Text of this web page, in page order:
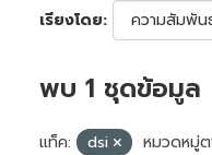
เรียงโดย
พบ 1 ชุดข้อมูล
แท็ค: dsi
หมวดหมู่ต